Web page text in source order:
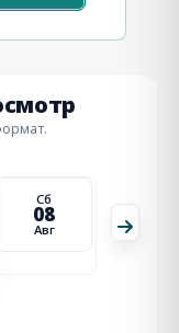
Сб
08
Авг